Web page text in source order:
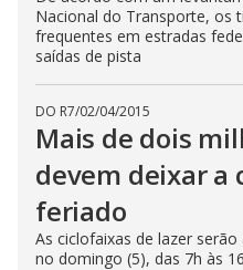
Nacional do Transporte, os
frequentes em estradas
saídas de pista
DO R7/02/04/2015
Mais de dois
devem deixar a
feriado
As ciclofaixas de lazer
no domingo (5), das 7h às